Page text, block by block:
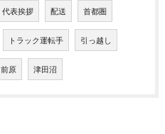
代表挨拶 配送 首都圏
トラック運転手 引っ越し
前原 津田沼